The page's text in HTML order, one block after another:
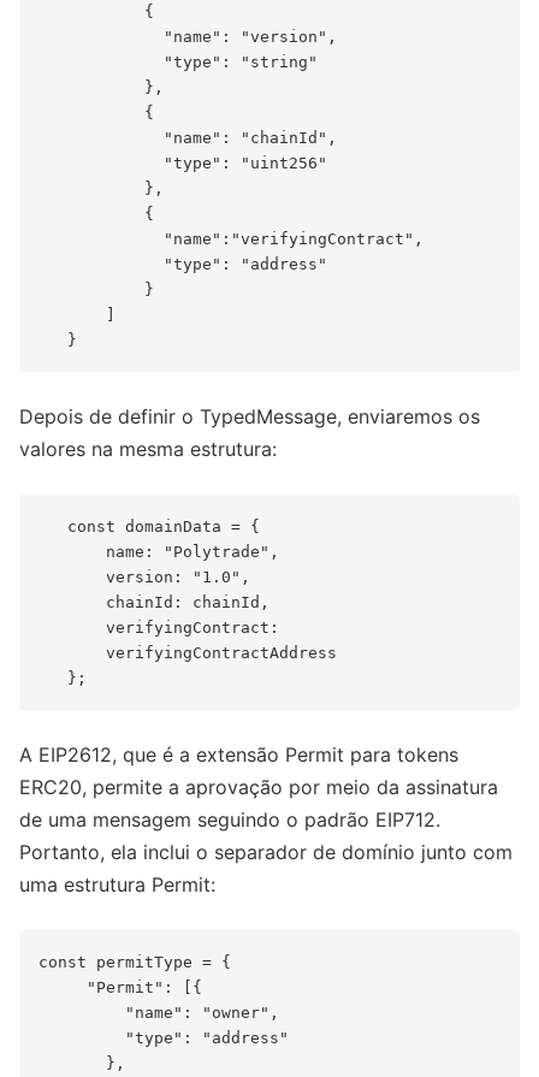
           {
             "name": "version",
             "type": "string"
           },
           {
             "name": "chainId",
             "type": "uint256"
           },
           {
             "name":"verifyingContract",
             "type": "address"
           }
Depois de definir o TypedMessage, enviaremos os
valores na mesma estrutura:
   const domainData = {
       name: "Polytrade",
       version: "1.0",
       chainId: chainId,
       verifyingContract:
       verifyingContractAddress
A EIP2612, que é a extensão Permit para tokens
ERC20, permite a aprovação por meio da assinatura
de uma mensagem seguindo o padrão EIP712.
Portanto, ela inclui o separador de domínio junto com
uma estrutura Permit:
const permitType = {
     "Permit": [{
         "name": "owner",
         "type": "address"
       },